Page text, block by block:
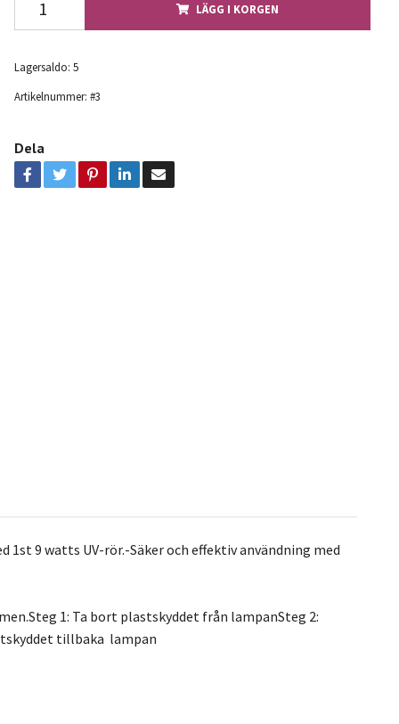
LÄGG I KORGEN
Lagersaldo: 5
Artikelnummer: #3
Dela
9 watts UV-rör.-Säker och effektiv användning med
1: Ta bort plastskyddet från lampanSteg 2:
tillbaka lampan